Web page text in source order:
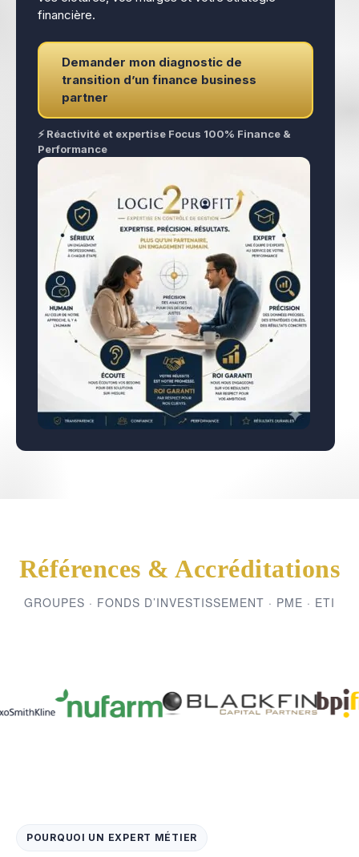
financière.
Demander mon diagnostic de
transition d’un finance business
partner
⚡ Réactivité et expertise Focus 100% Finance &
Performance
Références & Accréditations
GROUPES · FONDS D’INVESTISSEMENT · PME · ETI
POURQUOI UN EXPERT MÉTIER